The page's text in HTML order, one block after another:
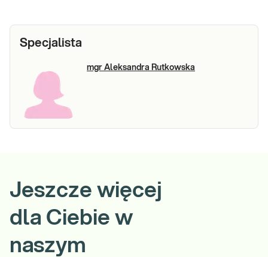
Specjalista
mgr Aleksandra Rutkowska
Jeszcze więcej
dla Ciebie w
naszym